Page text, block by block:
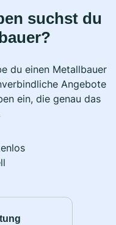
suchst du
du einen Metallbauer
Angebote
ein, die genau das